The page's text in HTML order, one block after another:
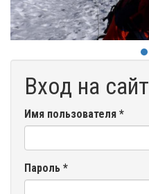
Вход на сайт
Имя пользователя *
Пароль *